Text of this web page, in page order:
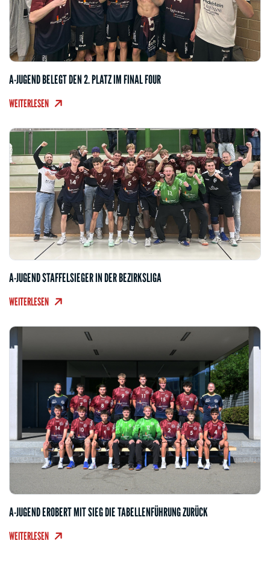
A-JUGEND BELEGT DEN 2. PLATZ IM FINAL FOUR
WEITERLESEN
A-JUGEND STAFFELSIEGER IN DER BEZIRKSLIGA
WEITERLESEN
A-JUGEND EROBERT MIT SIEG DIE TABELLENFÜHRUNG ZURÜCK
WEITERLESEN